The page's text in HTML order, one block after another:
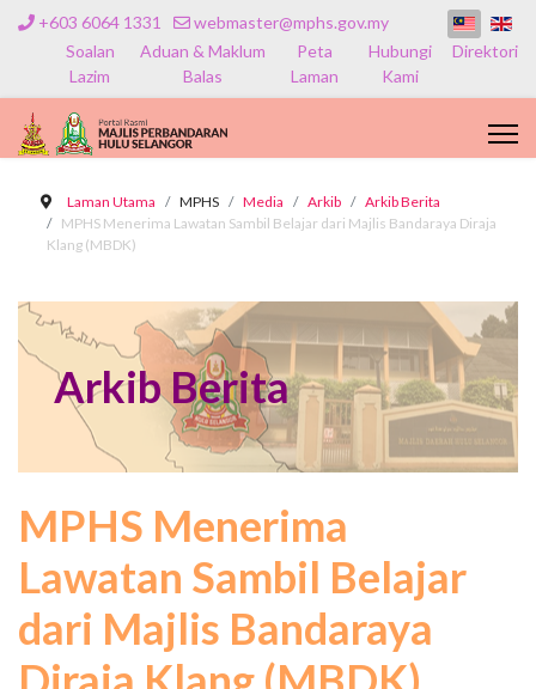
+603 6064 1331
webmaster@mphs.gov.my
Soalan
Lazim
Aduan & Maklum
Balas
Peta
Laman
Hubungi
Kami
Direktori
Laman Utama MPHS Media Arkib
Arkib Berita
MPHS Menerima Lawatan Sambil Belajar dari Majlis Bandaraya Diraja
Klang (MBDK)
Arkib Berita
MPHS Menerima
Lawatan Sambil Belajar
dari Majlis Bandaraya